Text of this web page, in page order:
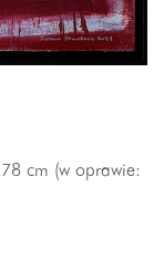
cm (w oprawie: